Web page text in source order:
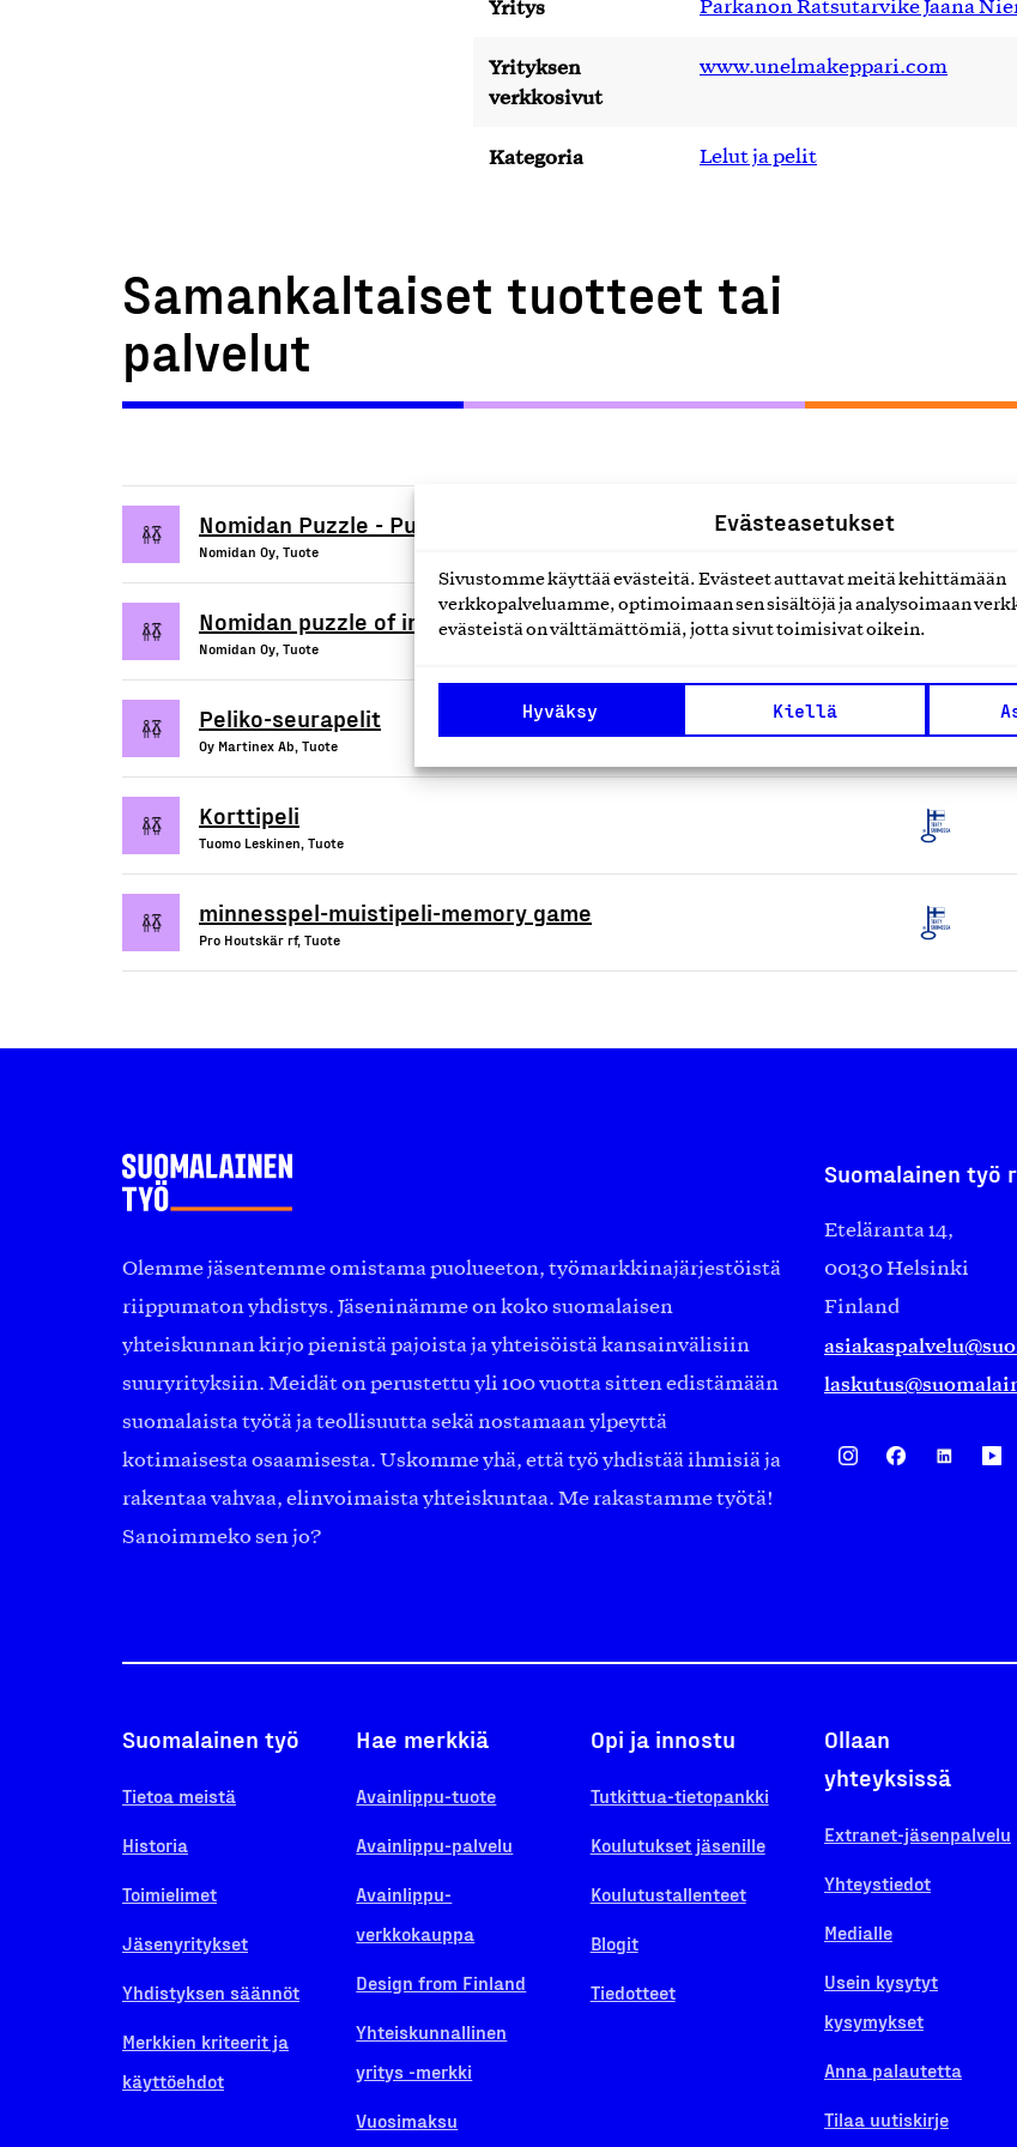
Evästeasetukset
Sivustomme käyttää evästeitä. Evästeet auttavat meitä kehittämään
verkkopalveluamme, optimoimaan sen sisältöjä ja analysoimaan
evästeistä on välttämättömiä, jotta sivut toimisivat oikein.
Hyväksy Kiellä
Yritys Parkanon Ratsutarvike Jaana
Yrityksen
verkkosivut
www.unelmakeppari.com
Kategoria Lelut ja pelit
Samankaltaiset tuotteet tai
palvelut
Nomidan Puzzle - Pulmapeli
Nomidan Oy, Tuote
Nomidan puzzle of insight - Oivalluksen pulmapeli
Nomidan Oy, Tuote
Peliko-seurapelit
Oy Martinex Ab, Tuote
Korttipeli
Tuomo Leskinen, Tuote
minnesspel-muistipeli-memory game
Pro Houtskär rf, Tuote
Olemme jäsentemme omistama puolueeton, työmarkkinajärjestöistä
riippumaton yhdistys. Jäseninämme on koko suomalaisen
yhteiskunnan kirjo pienistä pajoista ja yhteisöistä kansainvälisiin
suuryrityksiin. Meidät on perustettu yli 100 vuotta sitten edistämään
suomalaista työtä ja teollisuutta sekä nostamaan ylpeyttä
kotimaisesta osaamisesta. Uskomme yhä, että työ yhdistää ihmisiä ja
rakentaa vahvaa, elinvoimaista yhteiskuntaa. Me rakastamme työtä!
Sanoimmeko sen jo?
Suomalainen työ
Eteläranta 14,
00130 Helsinki
Finland
Suomalainen työ
Tietoa meistä
Historia
Toimielimet
Jäsenyritykset
Yhdistyksen säännöt
Merkkien kriteerit ja
käyttöehdot
Hae merkkiä
Avainlippu-tuote
Avainlippu-palvelu
Avainlippu-
verkkokauppa
Design from Finland
Yhteiskunnallinen
yritys -merkki
Vuosimaksu
Opi ja innostu
Tutkittua-tietopankki
Koulutukset jäsenille
Koulutustallenteet
Blogit
Tiedotteet
Ollaan
yhteyksissä
Extranet-jäsenpalvelu
Yhteystiedot
Medialle
Usein kysytyt
kysymykset
Anna palautetta
Tilaa uutiskirje